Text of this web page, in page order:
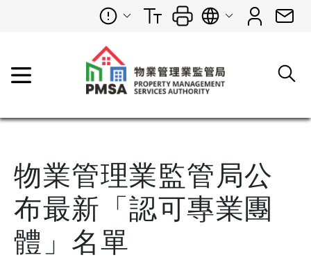
物業管理業監管局公
布最新「認可專業團
體」名單